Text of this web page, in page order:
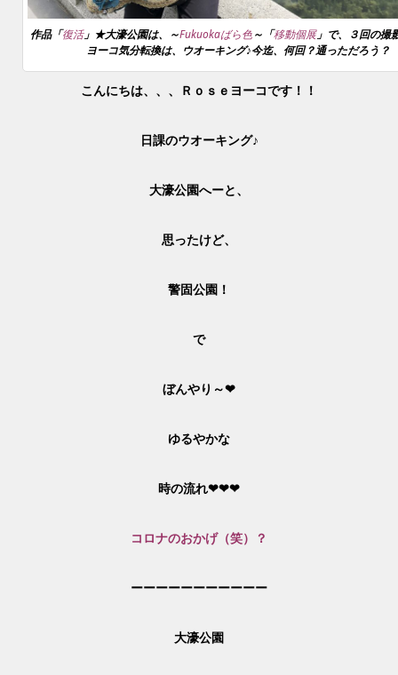
作品「復活」★大濠公園は、～Fukuokaばら色～「移動個展」で、３回の撮
ヨーコ気分転換は、ウオーキング♪今迄、何回？通っただろう？
こんにちは、、、Ｒｏｓｅヨーコです！！
日課のウオーキング♪
大濠公園へーと、
思ったけど、
警固公園！
で
ぼんやり～❤
ゆるやかな
時の流れ❤❤❤
コロナのおかげ（笑）？
ーーーーーーーーーーー
大濠公園